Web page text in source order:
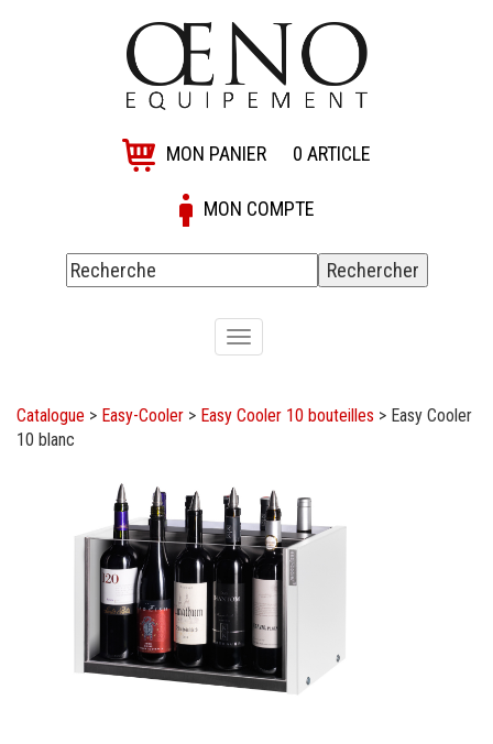
MON PANIER 0 ARTICLE
MON COMPTE
Toggle
navigation
Catalogue > Easy-Cooler > Easy Cooler 10 bouteilles > Easy Cooler
10 blanc